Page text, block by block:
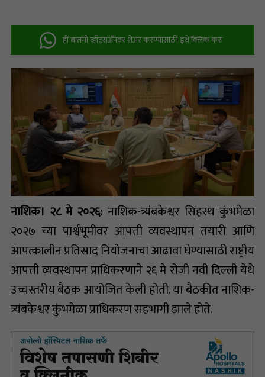
ही बातमी व्हॉट्सअ‍ॅपवर शेअर करण्यासाठी इथे क्लिक करा
नाशिक। २८ मे २०२६: नाशिक-त्र्यंबकेश्वर सिंहस्थ कुंभमेळा
२०२७ च्या पार्श्वभूमीवर आपत्ती व्यवस्थापन तयारी आणि
आपत्कालीन प्रतिसाद नियोजनाचा आढावा घेण्यासाठी राष्ट्रीय
आपत्ती व्यवस्थापन प्राधिकरणाने २६ मे रोजी नवी दिल्ली येथे
उच्चस्तरीय बैठक आयोजित केली होती. या बैठकीत नाशिक-
त्र्यंबकेश्वर कुंभमेळा प्राधिकरण सहभागी झाले होते.